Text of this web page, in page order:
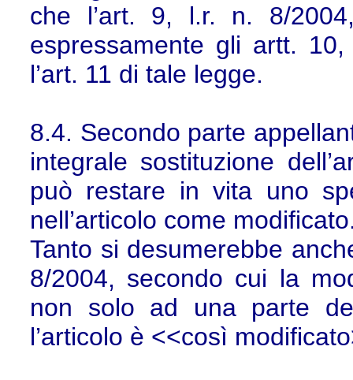
che l’art. 9, l.r. n. 8/
espressamente gli artt.
l’art. 11 di tale legge.
8.4. Secondo parte
integrale sostituzione
può restare in vita uno
nell’articolo come
Tanto si desumerebbe
8/2004, secondo cui la
non solo ad una parte
l’articolo è <<così